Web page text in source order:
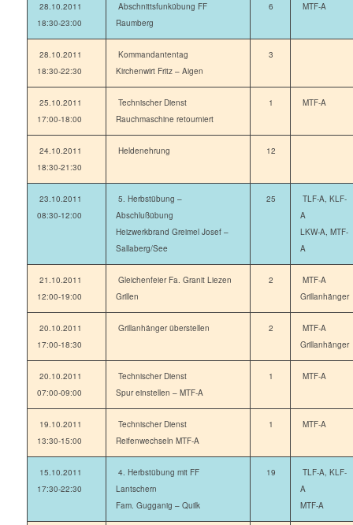
28.10.2011
18:30-23:00
Abschnittsfunkübung FF
Raumberg
6 MTF-A
28.10.2011
18:30-22:30
Kommandantentag
Kirchenwirt Fritz – Aigen
3
25.10.2011
17:00-18:00
Technischer Dienst
Rauchmaschine retourniert
1 MTF-A
24.10.2011
18:30-21:30
Heldenehrung 12
23.10.2011
08:30-12:00
5. Herbstübung –
Abschlußübung
Heizwerkbrand Greimel Josef –
Sallaberg/See
25
TLF-A, KLF-
A
LKW-A, MTF-
A
21.10.2011
12:00-19:00
Gleichenfeier Fa. Granit Liezen
Grillen
2
MTF-A
Grillanhänger
20.10.2011
17:00-18:30
Grillanhänger überstellen 2
MTF-A
Grillanhänger
20.10.2011
07:00-09:00
Technischer Dienst
Spur einstellen – MTF-A
1 MTF-A
19.10.2011
13:30-15:00
Technischer Dienst
Reifenwechseln MTF-A
1 MTF-A
15.10.2011
17:30-22:30
4. Herbstübung mit FF
Lantschern
Fam. Gugganig – Quilk
19
TLF-A, KLF-
A
MTF-A